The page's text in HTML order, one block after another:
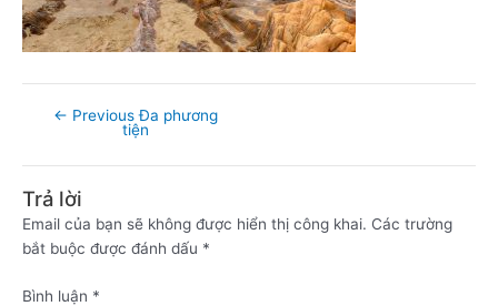
← Previous Đa phương
tiện
Trả lời
Email của bạn sẽ không được hiển thị công khai. Các trường
bắt buộc được đánh dấu *
Bình luận *